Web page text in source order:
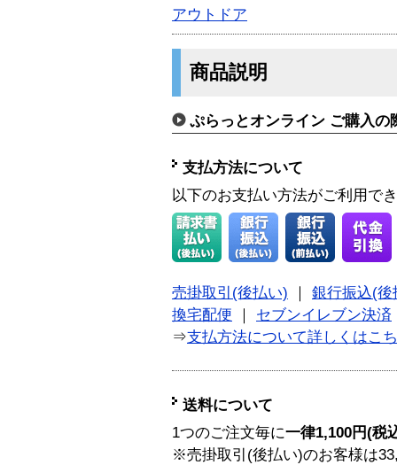
アウトドア
商品説明
ぷらっとオンライン ご購入の
支払方法について
以下のお支払い方法がご利用で
売掛取引(後払い)
銀行振込(後
換宅配便
セブンイレブン決済
⇒支払方法について詳しくはこ
送料について
1つのご注文毎に一律1,100円(税
※売掛取引(後払い)のお客様は